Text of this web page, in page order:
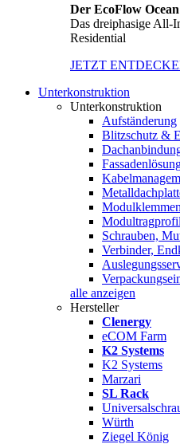
Der EcoFlow
Das dreiphasige All-
Residential
JETZT
Unterkonstruktion
Unterkonstruktion
Aufständerung
Blitzschutz &
Modulklemmen
Schrauben,
Verbinder,
alle anzeigen
Hersteller
Clenergy
eCOM Farm
K2 Systems
K2 Systems
Marzari
SL Rack
Würth
Ziegel König